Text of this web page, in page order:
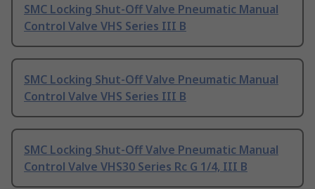
SMC Locking Shut-Off Valve Pneumatic Manual
Control Valve VHS Series III B
SMC Locking Shut-Off Valve Pneumatic Manual
Control Valve VHS Series III B
SMC Locking Shut-Off Valve Pneumatic Manual
Control Valve VHS30 Series Rc G 1/4, III B